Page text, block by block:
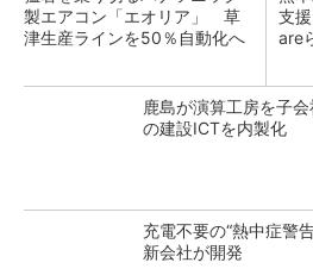
製エアコン「エオリア」 草
津生産ラインを50％自動化へ
支
are
鹿島が演算工房を子
の建設ICTを内製化
充電不要の“熱中症警
新会社が開発